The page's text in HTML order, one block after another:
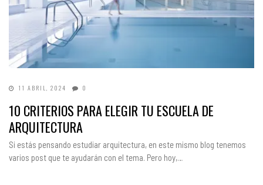
11 ABRIL, 2024 0
10 CRITERIOS PARA ELEGIR TU ESCUELA DE
ARQUITECTURA
Si estás pensando estudiar arquitectura, en este mismo blog tenemos
varios post que te ayudarán con el tema. Pero hoy,…